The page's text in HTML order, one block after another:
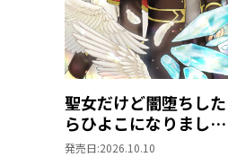
聖女だけど闇堕ちした
らひよこになりまし
た！@COMIC 第4巻
発売日:2026.10.10